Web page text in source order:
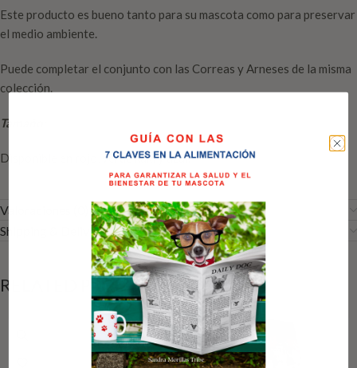
Este producto es bueno tanto para su mascota como para preservar
el medio ambiente.
Puede completar el conjunto con las Correas y Arneses de la misma
colección.
Tamaño:
Disponible en rojo, verde kaki y azul.
Valoraciones (0)
Shipping & Delivery
RELATED PRODUCTS
-49%